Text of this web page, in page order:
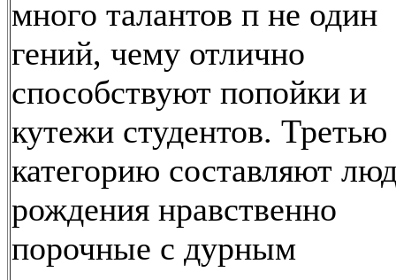
много талантов п не один
гений, чему отлично
способствуют попойки и
кутежи студентов. Третью
категорию составляют
рождения нравственно
порочные с дурным